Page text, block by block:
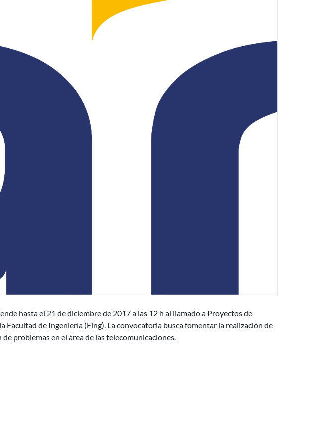
Antel - Fing
hasta el 21 de diciembre de 2017 a las 12 h al llamado a Proyectos de
Facultad de Ingeniería (Fing). La convocatoria busca fomentar la realización de
problemas en el área de las telecomunicaciones.